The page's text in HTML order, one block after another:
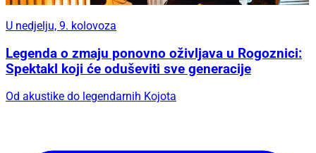
U nedjelju, 9. kolovoza
Legenda o zmaju ponovno oživljava u Rogoznici:
Spektakl koji će oduševiti sve generacije
Od akustike do legendarnih Kojota